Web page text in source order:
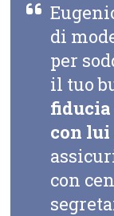
di
per
il tuo
fiducia
con lui
con